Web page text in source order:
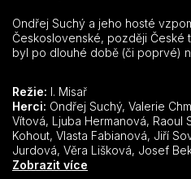
Ondřej Suchý a jeho hosté
Československé, později České
byl po dlouhé době (či poprvé)
Režie: I. Misař
Herci:
Zobrazit více